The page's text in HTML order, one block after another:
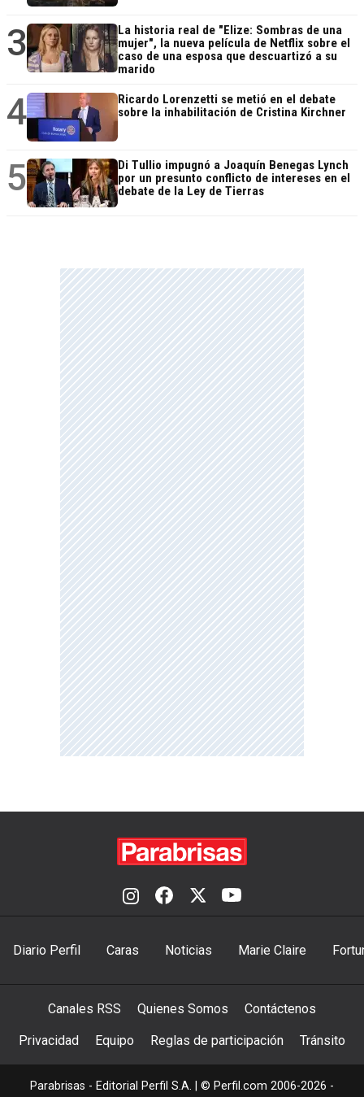
3
La historia real de "Elize: Sombras de una
mujer", la nueva película de Netflix sobre el
caso de una esposa que descuartizó a su
marido
4
Ricardo Lorenzetti se metió en el debate
sobre la inhabilitación de Cristina Kirchner
5
Di Tullio impugnó a Joaquín Benegas Lynch
por un presunto conflicto de intereses en el
debate de la Ley de Tierras
Diario Perfil Caras Noticias Marie Claire
Canales RSS Quienes Somos Contáctenos
Privacidad Equipo Reglas de participación Tránsito
Parabrisas - Editorial Perfil S.A. | © Perfil.com 2006-2026 -